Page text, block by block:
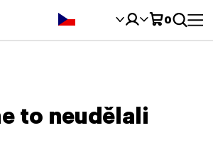
0
to neudělali